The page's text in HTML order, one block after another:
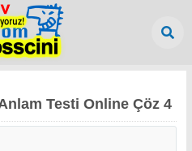
Testi Online Çöz 4